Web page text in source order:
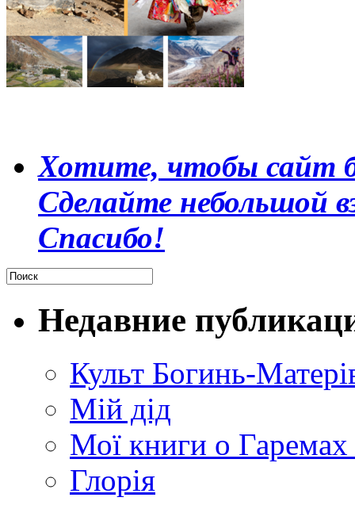
Хотите, чтобы сайт
Сделайте небольшой
Спасибо!
Недавние
Культ Богинь-
Мій дід
Мої книги о
Глорія